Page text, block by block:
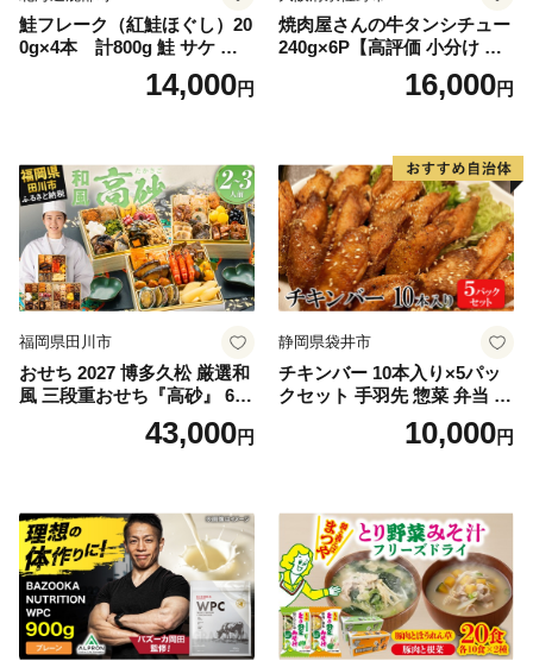
鮭フレーク（紅鮭ほぐし）20
0g×4本 計800g 鮭 サケ 鮭
ほぐし サケフレーク シャケ
フレーク 鮭フレーク14,000円
焼肉屋さんの牛タンシチュー
240g×6P【高評価 小分け 惣
菜 牛たん 一人暮らし 冷凍】
16,000円
福岡県田川市
おせち 2027 博多久松 厳選和
風 三段重おせち『高砂』 6.5
寸 3段重 2～3人前 おせち料
理 重箱 お正月 冷凍おせち 縁
ち 本格おせち おせち予約 年
末 年始 お取り寄せ 新春 贅沢
おせち こだわりおせち 惣菜
老舗おせち ふるさと納税お
せち 御節 お節料理 正月 調理
不要 おせち料理2027
43,000円
静岡県袋井市
チキンバー 10本入り×5パッ
クセット 手羽先 惣菜 弁当 お
かず お酒 おつまみ ギフト キ
ャンプ アウトドア キャンプ
10,000円